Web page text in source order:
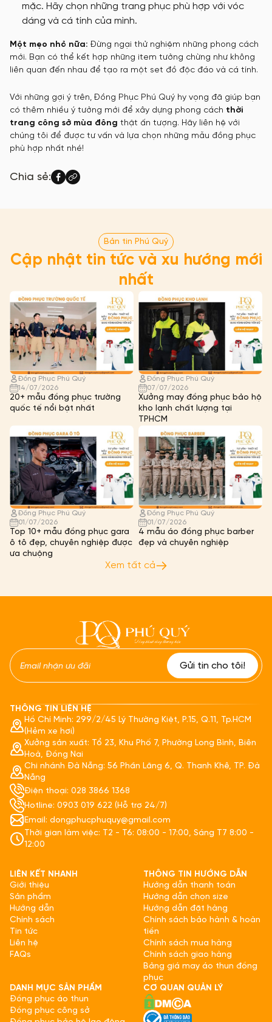
mặc. Hãy chọn những trang phục phù hợp với vóc
dáng và cá tính của mình.
Một mẹo nhỏ nữa: Đừng ngại thử nghiệm những phong cách
mới. Bạn có thể kết hợp những item tưởng chừng như không
liên quan đến nhau để tạo ra một set đồ độc đáo và cá tính.
Với những gợi ý trên, Đồng Phục Phú Quý hy vọng đã giúp bạn
có thêm nhiều ý tưởng mới để xây dựng phong cách thời
trang công sở mùa đông thật ấn tượng. Hãy liên hệ với
chúng tôi để được tư vấn và lựa chọn những mẫu đồng phục
phù hợp nhất nhé!
Chia sẻ:
Bản tin Phú Quý
Cập nhật tin tức và xu hướng mới
nhất
Đồng Phục Phú Quý
14/07/2026
20+ mẫu đồng phục trường
quốc tế nổi bật nhất
Đồng Phục Phú Quý
07/07/2026
Xưởng may đồng phục bảo hộ
kho lạnh chất lượng tại
TPHCM
Đồng Phục Phú Quý
01/07/2026
Top 10+ mẫu đồng phục gara
ô tô đẹp, chuyên nghiệp được
ưa chuộng
Đồng Phục Phú Quý
01/07/2026
4 mẫu áo đồng phục barber
đẹp và chuyên nghiệp
Xem tất cả
THÔNG TIN LIÊN HỆ
Hồ Chí Minh: 299/2/45 Lý Thường Kiệt, P.15, Q.11, Tp.HCM
(Hẻm xe hơi)
Xưởng sản xuất: Tổ 23, Khu Phố 7, Phường Long Bình, Biên
Hoà, Đồng Nai
Chi nhánh Đà Nẵng: 56 Phần Lăng 6, Q. Thanh Khê, TP. Đà
Nẵng
Điện thoại: 028 3866 1368
Hotline: 0903 019 622 (Hỗ trợ 24/7)
Email: dongphucphuquy@gmail.com
Thời gian làm việc: T2 - T6: 08:00 - 17:00, Sáng T7 8:00 -
12:00
LIÊN KẾT NHANH
Giới thiệu
Sản phẩm
Hướng dẫn
Chính sách
Tin tức
Liên hệ
FAQs
THÔNG TIN HƯỚNG DẪN
Hướng dẫn thanh toán
Hướng dẫn chọn size
Hướng dẫn đặt hàng
Chính sách bảo hành & hoàn
tiền
Chính sách mua hàng
Chính sách giao hàng
Bảng giá may áo thun đồng
phục
DANH MỤC SẢN PHẨM
Đồng phục áo thun
Đồng phục công sở
CƠ QUAN QUẢN LÝ